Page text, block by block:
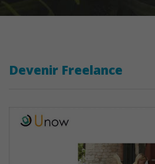
Devenir Freelance